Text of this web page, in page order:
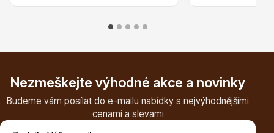
Nezmeškejte výhodné akce a novinky
Budeme vám posílat do e-mailu nabídky s nejvýhodnějšími
cenami a slevami